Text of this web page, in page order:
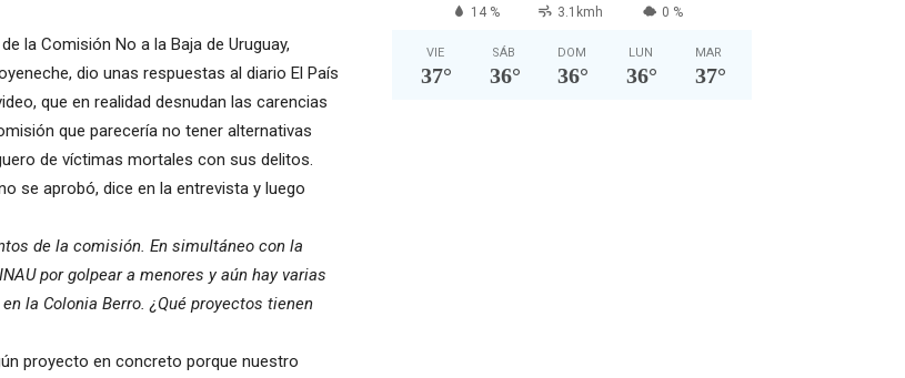
la Comisión No a la Baja de Uruguay,
dio unas respuestas al diario El País
que en realidad desnudan las carencias
que parecería no tener alternativas
de víctimas mortales con sus delitos.
se aprobó, dice en la entrevista y luego
de la comisión. En simultáneo con la
por golpear a menores y aún hay varias
la Colonia Berro. ¿Qué proyectos tienen
proyecto en concreto porque nuestro
14 % 3.1kmh 0 %
VIE
37°
SÁB
36°
DOM
36°
LUN
36°
MAR
37°